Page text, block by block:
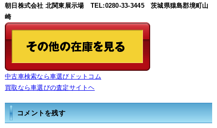
朝日株式会社 北関東展示場 TEL:0280-33-3445 茨城県猿島郡境町山
崎
中古車検索なら車選びドットコム
買取なら車選びの査定サイトヘ
コメントを残す